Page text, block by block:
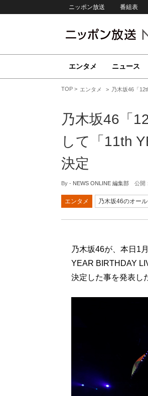
ニッポン放送 番組表
エンタメ ニュース
TOP エンタメ 乃木坂46「
乃木坂46「
して「11th
決定
By - NEWS ONLINE 編集部 公開：
エンタメ 乃木坂46のオー
乃木坂46が、本日1
YEAR BIRTHDAY
決定した事を発表し